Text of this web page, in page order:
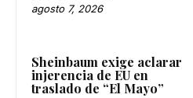
agosto 7, 2026
Sheinbaum exige aclarar
injerencia de EU en
traslado de “El Mayo”